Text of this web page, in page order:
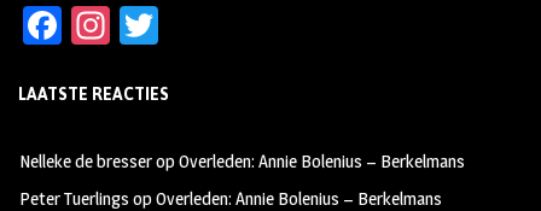
Fa
b
oo
k
In
ag
m
tt
LAATSTE REACTIES
Nelleke de bresseropOverleden: Annie Bolenius – Berkelmans
Peter Tuerlings opOverleden: Annie Bolenius – Berkelmans